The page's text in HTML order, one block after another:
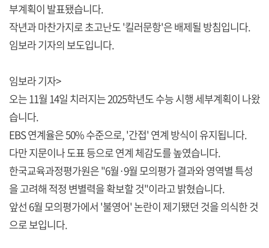
부계획이 발표됐습니다.
작년과 마찬가지로 초고난도 '킬러문항'은 배제될 방침입니다.
임보라 기자의 보도입니다.
임보라 기자>
오는 11월 14일 치러지는 2025학년도 수능 시행 세부계획이 나왔
습니다.
EBS 연계율은 50% 수준으로, '간접' 연계 방식이 유지됩니다.
다만 지문이나 도표 등으로 연계 체감도를 높였습니다.
한국교육과정평가원은 "6월·9월 모의평가 결과와 영역별 특성
을 고려해 적정 변별력을 확보할 것"이라고 밝혔습니다.
앞선 6월 모의평가에서 '불영어' 논란이 제기됐던 것을 의식한 것
으로 보입니다.